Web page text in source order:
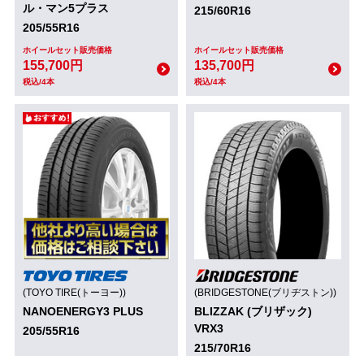
ル・マン5プラス
205/55R16
ホイールセット販売価格
155,700円
税込/4本
215/60R16
ホイールセット販売価格
135,700円
税込/4本
(TOYO TIRE(トーヨー))
NANOENERGY3 PLUS
205/55R16
(BRIDGESTONE(ブリヂストン))
BLIZZAK (ブリザック)
VRX3
215/70R16